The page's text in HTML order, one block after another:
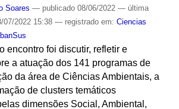
Soares — publicado08/06/2022 — última
07/2022 15:38 — registrado em: Ciencias
encontro foi discutir, refletir e
a atuação dos 141 programas de
da área de Ciências Ambientais, a
de clusters temáticos
dimensões Social, Ambiental,